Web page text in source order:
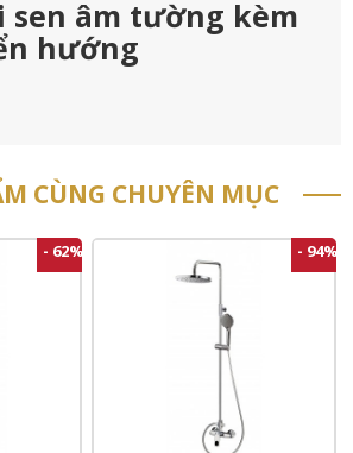
sen âm tường kèm
hướng
CÙNG CHUYÊN MỤC
- 62% - 94%